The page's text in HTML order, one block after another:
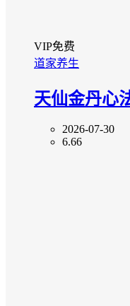
VIP免费
道家养生
天仙金丹心
2026-07-30
6.66